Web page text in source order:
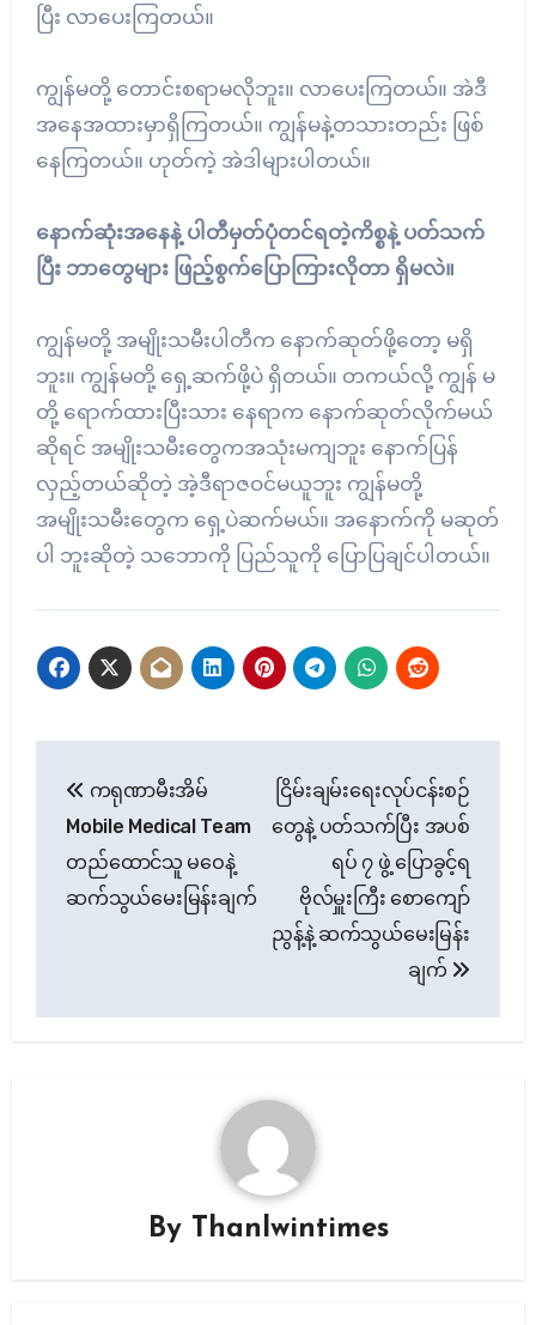
ပြီး လာပေးကြတယ်။
ကျွန်မတို့ တောင်းစရာမလိုဘူး။ လာပေးကြတယ်။ အဲဒီ
အနေအထားမှာရှိကြတယ်။ ကျွန်မနဲ့တသားတည်း ဖြစ်
နေကြတယ်။ ဟုတ်ကဲ့ အဲဒါများပါတယ်။
နောက်ဆုံးအနေနဲ့ ပါတီမှတ်ပုံတင်ရတဲ့ကိစ္စနဲ့ ပတ်သက်
ပြီး ဘာတွေများ ဖြည့်စွက်ပြောကြားလိုတာ ရှိမလဲ။
ကျွန်မတို့ အမျိုးသမီးပါတီက နောက်ဆုတ်ဖို့တော့ မရှိ
ဘူး။ ကျွန်မတို့ ရှေ့ဆက်ဖို့ပဲ ရှိတယ်။ တကယ်လို့ ကျွန် မ
တို့ ရောက်ထားပြီးသား နေရာက နောက်ဆုတ်လိုက်မယ်
ဆိုရင် အမျိုးသမီးတွေကအသုံးမကျဘူး နောက်ပြန်
လှည့်တယ်ဆိုတဲ့ အဲ့ဒီရာဇဝင်မယူဘူး ကျွန်မတို့
အမျိုးသမီးတွေက ရှေ့ပဲဆက်မယ်။ အနောက်ကို မဆုတ်
ပါ ဘူးဆိုတဲ့ သဘောကို ပြည်သူကို ပြောပြချင်ပါတယ်။
navigation
ကရုဏာမီးအိမ်
Mobile Medical Team
တည်ထောင်သူ မဝေနဲ့
ဆက်သွယ်မေးမြန်းချက်
ငြိမ်းချမ်းရေးလုပ်ငန်းစဉ်
တွေနဲ့ ပတ်သက်ပြီး အပစ်
ရပ် ၇ ဖွဲ့ ပြောခွင့်ရ
ဗိုလ်မှူးကြီး စောကျော်
ညွန့်နဲ့ ဆက်သွယ်မေးမြန်း
ချက်
By Thanlwintimes